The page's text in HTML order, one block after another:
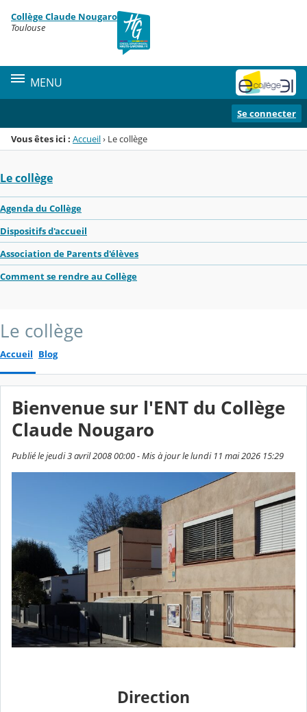
Menu de la rubrique
Contenu
Collège Claude Nougaro
Toulouse
MENU
Se connecter
Vous êtes ici : Accueil› Le collège
Le collège
Agenda du Collège
Dispositifs d'accueil
Association de Parents d'élèves
Comment se rendre au Collège
Le collège
Accueil Blog
Bienvenue sur l'ENT du Collège
Claude Nougaro
Publié le jeudi 3 avril 2008 00:00 - Mis à jour le lundi 11 mai 2026 15:29
Direction